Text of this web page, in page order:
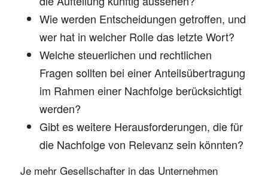
Wie werden Entscheidungen getroffen, und
wer hat in welcher Rolle das letzte Wort?
Welche steuerlichen und rechtlichen
Fragen sollten bei einer Anteilsübertragung
im Rahmen einer Nachfolge berücksichtigt
werden?
Gibt es weitere Herausforderungen, die für
die Nachfolge von Relevanz sein könnten?
Je mehr Gesellschafter in das Unternehmen